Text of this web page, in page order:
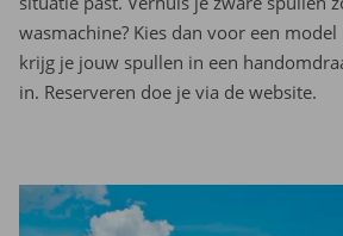
wasmachine? Kies dan voor een
krijg je jouw spullen in een
in. Reserveren doe je via de website.